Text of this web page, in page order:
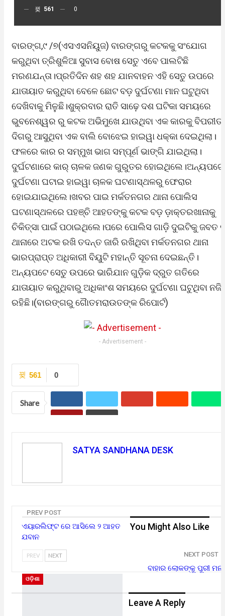
561
0
ବାରଙ୍ଗ,୯ /୭(ଏସଏସନିୟୁଜ) ବାରଙ୍ଗରୁ କଟକକୁ ସଂଯୋଗ
କରୁଥିବା ତ୍ରିଶୁଳିଆ ସୁବାସ ବୋଷ ସେତୁ ଏବେ ପାଲଟିଛି
ମରଣଯନ୍ତା।ପ୍ରତିଦିନ ଶହ ଶହ ଯାନବାହନ ଏହି ସେତୁ ଉପରେ
ଯାତାୟାତ କରୁଥିବା ବେଳେ ଛୋଟ ବଡ଼ ଦୁର୍ଘଟଣା ମାନ ଘଟୁଥିବା
ଦେଖିବାକୁ ମିଳୁଛି।ଶୁକ୍ରବାର ରାତି ସାଢ଼େ ଦଶ ଘଟିକା ସମୟରେ
ଭୁବନେଶ୍ୱର ରୁ କଟକ ଅଭିମୁଖେ ଯାଉଥିବା ଏକ କାରକୁ ବିପରୀତ
ଦିଗରୁ ଆସୁଥିବା ଏକ ବାଲି ବୋଝେଇ ହାଇୱା ଧକ୍କା ଦେଇଥିଲା।
ଫଳରେ କାର ର ସମ୍ମୁଖ ଭାଗ ସମ୍ପୂର୍ଣ ଭାଙ୍ଗି ଯାଇଥିଲା।
ଦୁର୍ଘଟଣାରେ କାର୍ ଚାଳକ ଜଣକ ଗୁରୁତର ହୋଇଥିଲେ।ଅନ୍ୟପଟେ
ଦୁର୍ଘଟଣା ଘଟାଇ ହାଇୱା ଚାଳକ ଘଟଣାସ୍ଥଳରୁ ଫେରାର
ହୋଇଯାଇଥିଲେ।ଖବର ପାଇ ମର୍କତନଗର ଥାନା ପୋଲିସ
ଘଟଣାସ୍ଥଳରେ ପହଞ୍ଚି ଆହତଙ୍କୁ କଟକ ବଡ଼ ଡ଼ାକ୍ତରଖାନାକୁ
ଚିକିତ୍ସା ପାଇଁ ପଠାଇଥିଲେ।ପରେ ପୋଲିସ ଗାଡ଼ି ଦୁଇଟିକୁ ଜବତ
ଥାନାରେ ଅଟକ ରଖି ତଦନ୍ତ ଜାରି ରଖିଥିବା ମର୍କତନଗର ଥାନା
ଭାରପ୍ରାପ୍ତ ଅଧିକାରୀ ବିୟୁଟି ମହାନ୍ତି ସୂଚନା ଦେଇଛନ୍ତି।
ଅନ୍ୟପଟେ ସେତୁ ଉପରେ ଭାରିଯାନ ଗୁଡ଼ିକ ଦ୍ରୁତ ଗତିରେ
ଯାତାୟାତ କରୁଥିବାରୁ ଅଧିକାଂଶ ସମୟରେ ଦୁର୍ଘଟଣା ଘଟୁଥିବା
ରହିଛି।(ବାରଙ୍ଗରୁ ଗୈାତମରାଉତଙ୍କ ରିପୋର୍ଟ)
- Advertisement -
0
561
Share
SATYA SANDHANA DESK
PREV POST
ଏୟାରଲିଫ୍ଟ ରେ ଆସିଲେ ୨ ଆହତ
ଯବାନ
NEXT POST
ବାହାର ଲୋକଙ୍କୁ ପୁରୀ ମନା
You Might Also Like
ଓଡ଼ିଶା
PREV NEXT
Leave A Reply